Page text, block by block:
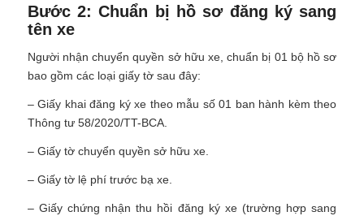
Bước 2: Chuẩn bị hồ sơ đăng ký sang
tên xe
Người nhận chuyển quyền sở hữu xe, chuẩn bị 01 bộ hồ sơ
bao gồm các loại giấy tờ sau đây:
– Giấy khai đăng ký xe theo mẫu số 01 ban hành kèm theo
Thông tư 58/2020/TT-BCA.
– Giấy tờ chuyển quyền sở hữu xe.
– Giấy tờ lệ phí trước bạ xe.
– Giấy chứng nhận thu hồi đăng ký xe (trường hợp sang